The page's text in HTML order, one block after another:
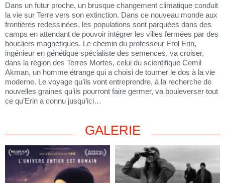
Dans un futur proche, un brusque changement climatique conduit
la vie sur Terre vers son extinction. Dans ce nouveau monde aux
frontières redessinées, les populations sont parquées dans des
camps en attendant de pouvoir intégrer les villes fermées par des
boucliers magnétiques. Le chemin du professeur Erol Erin,
ingénieur en génétique spécialiste des semences, va croiser,
dans la région des Terres Mortes, celui du scientifique Cemil
Akman, un homme étrange qui a choisi de tourner le dos à la vie
moderne. Le voyage qu’ils vont entreprendre, à la recherche de
nouvelles graines qu’ils pourront faire germer, va bouleverser tout
ce qu’Erin a connu jusqu’ici…
GALERIE